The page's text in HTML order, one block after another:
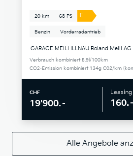
20 km 68 PS E
Benzin Vorderradantrieb
GARAGE MEILI ILLNAU Roland Meili AG
Verbrauch kombiniert 5.9l/100km
CO2-Emission kombiniert 134g C02/km
CHF
19'900.– 160.–
Alle Angebote